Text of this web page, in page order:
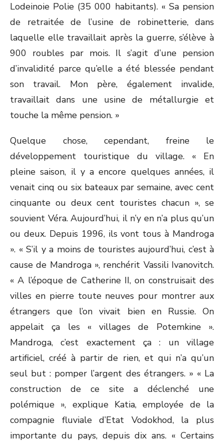
Lodeinoie Polie (35 000 habitants). « Sa pension
de retraitée de l’usine de robinetterie, dans
laquelle elle travaillait après la guerre, s’élève à
900 roubles par mois. Il s’agit d’une pension
d’invalidité parce qu’elle a été blessée pendant
son travail. Mon père, également invalide,
travaillait dans une usine de métallurgie et
touche la même pension. »
Quelque chose, cependant, freine le
développement touristique du village. « En
pleine saison, il y a encore quelques années, il
venait cinq ou six bateaux par semaine, avec cent
cinquante ou deux cent touristes chacun », se
souvient Véra. Aujourd’hui, il n’y en n’a plus qu’un
ou deux. Depuis 1996, ils vont tous à Mandroga
». « S’il y a moins de touristes aujourd’hui, c’est à
cause de Mandroga », renchérit Vassili Ivanovitch.
« A l’époque de Catherine II, on construisait des
villes en pierre toute neuves pour montrer aux
étrangers que l’on vivait bien en Russie. On
appelait ça les « villages de Potemkine ».
Mandroga, c’est exactement ça : un village
artificiel, créé à partir de rien, et qui n’a qu’un
seul but : pomper l’argent des étrangers. » « La
construction de ce site a déclenché une
polémique », explique Katia, employée de la
compagnie fluviale d’Etat Vodokhod, la plus
importante du pays, depuis dix ans. « Certains